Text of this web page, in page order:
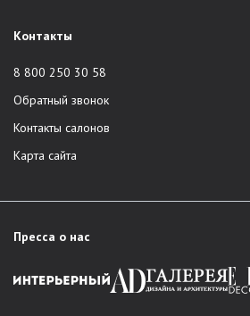
Контакты
8 800 250 30 58
Обратный звонок
Контакты салонов
Карта сайта
Пресса о нас